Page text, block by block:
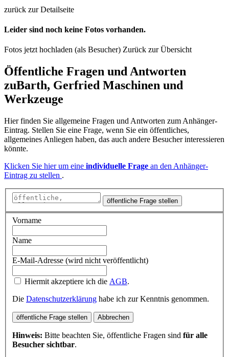
zurück zur Detailseite
Leider sind noch keine Fotos vorhanden.
Fotos jetzt hochladen (als Besucher) Zurück zur Übersicht
Öffentliche Fragen und Antworten
zuBarth, Gerfried Maschinen und
Werkzeuge
Hier finden Sie allgemeine Fragen und Antworten zum Anhänger-
Eintrag. Stellen Sie eine Frage, wenn Sie ein öffentliches,
allgemeines Anliegen haben, das auch andere Besucher interessieren
könnte.
Klicken Sie hier um eine individuelle Frage an den Anhänger-
Eintrag zu stellen .
öffentliche Frage stellen
Vorname
Name
E-Mail-Adresse (wird nicht veröffentlicht)
Hiermit akzeptiere ich die AGB.
Die Datenschutzerklärung habe ich zur Kenntnis genommen.
öffentliche Frage stellen Abbrechen
Hinweis: Bitte beachten Sie, öffentliche Fragen sind für alle
Besucher sichtbar.